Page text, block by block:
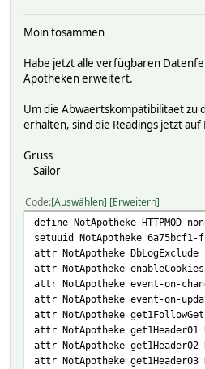
Moin tosammen
Habe jetzt alle verfügbaren
Apotheken erweitert.
Um die Abwaertskompatibilitaet zu
erhalten, sind die Readings jetzt auf
Gruss
Sailor
Code Auswählen Erweitern
define NotApotheke HTTPMOD
setuuid NotApotheke 6a75bcf1-
attr NotApotheke
attr NotApotheke
attr NotApotheke event-on-
attr NotApotheke event-on-
attr NotApotheke
attr NotApotheke
attr NotApotheke
attr NotApotheke get1Header03